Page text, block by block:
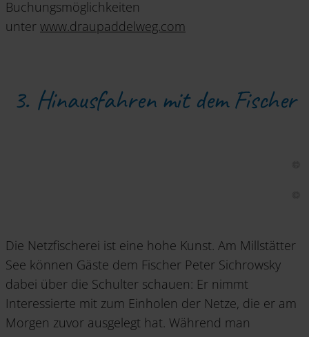
Buchungsmöglichkeiten
unter www.draupaddelweg.com
3. Hinausfahren mit dem Fischer
Die Netzfischerei ist eine hohe Kunst. Am Millstätter
See können Gäste dem Fischer Peter Sichrowsky
dabei über die Schulter schauen: Er nimmt
Interessierte mit zum Einholen der Netze, die er am
Morgen zuvor ausgelegt hat. Während man